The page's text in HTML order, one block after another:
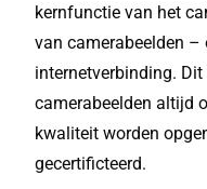
kernfunctie van het
van camerabeelden
internetverbinding.
camerabeelden altijd
kwaliteit worden
gecertificteerd.